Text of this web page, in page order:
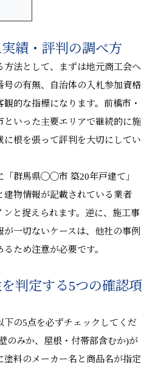
績・評判の調べ方
法として、まずは地元商工会へ
号の有無、自治体の入札参加資格
的な指標になります。前橋市・
といった主要エリアで継続的に施
に根を張って評判を大切にしてい
「群馬県◯◯市 築20年戸建て」
建物情報が記載されている業者
ンと捉えられます。逆に、施工事
一切ないケースは、他社の事例
ため注意が必要です。
判定する5つの確認項
下の5点を必ずチェックしてくだ
のみか、屋根・付帯部含むか)が
塗料のメーカー名と商品名が指定